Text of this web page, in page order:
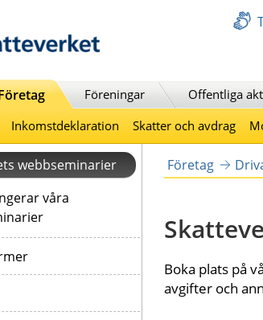
Föreningar Offentliga
Inkomstdeklaration Skatter och avdrag
webbseminarier
våra
Företag
Boka plats på
avgifter och